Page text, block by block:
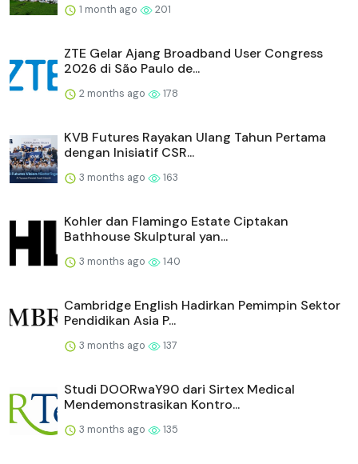
1 month ago 201
ZTE Gelar Ajang Broadband User Congress
2026 di São Paulo de...
2 months ago 178
KVB Futures Rayakan Ulang Tahun Pertama
dengan Inisiatif CSR...
3 months ago 163
Kohler dan Flamingo Estate Ciptakan
Bathhouse Skulptural yan...
3 months ago 140
Cambridge English Hadirkan Pemimpin Sektor
Pendidikan Asia P...
3 months ago 137
Studi DOORwaY90 dari Sirtex Medical
Mendemonstrasikan Kontro...
3 months ago 135